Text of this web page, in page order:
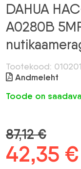
DAHUA
A0280B
Tootekood:
Andmeleht
Toode on
87,12€
Algne
42,35 €